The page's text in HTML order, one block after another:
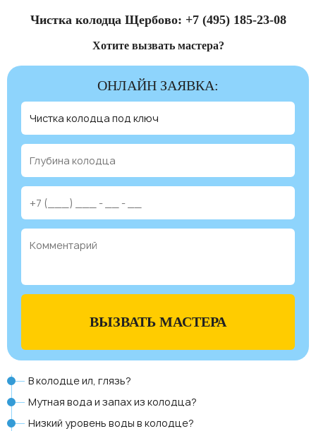
Чистка колодца Щербово: +7 (495) 185-23-08
Хотите вызвать мастера?
ОНЛАЙН ЗАЯВКА:
ВЫЗВАТЬ МАСТЕРА
В колодце ил, глязь?
Мутная вода и запах из колодца?
Низкий уровень воды в колодце?